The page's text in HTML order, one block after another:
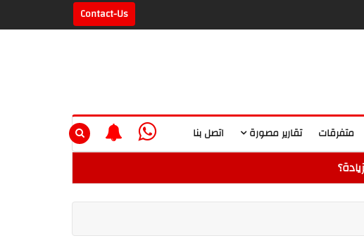
Contact-Us
اتصل بنا تقارير مصورة متفرقات